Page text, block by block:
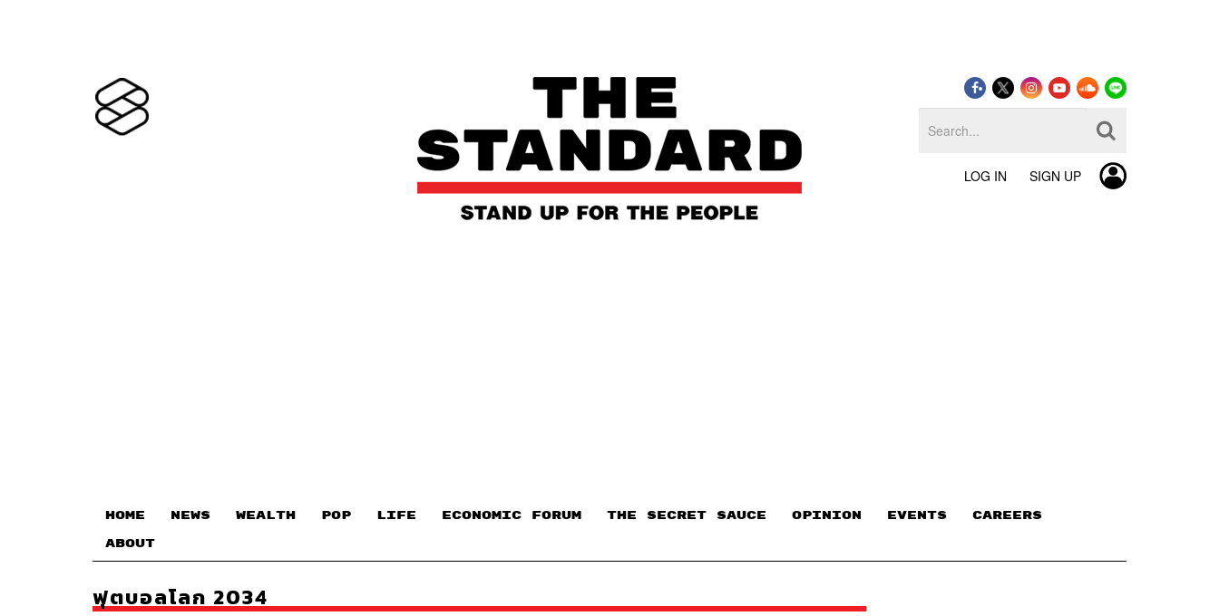
LOG IN SIGN UP
HOME NEWS WEALTH POP LIFE ECONOMIC FORUM THE SECRET SAUCE​ OPINION EVENTS CAREERS
ABOUT
ฟุตบอลโลก 2034